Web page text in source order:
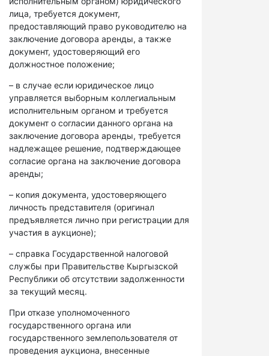
лица, требуется документ,
предоставляющий право руководителю на
заключение договора аренды, а также
документ, удостоверяющий его
должностное положение;
– в случае если юридическое лицо
управляется выборным коллегиальным
исполнительным органом и требуется
документ о согласии данного органа на
заключение договора аренды, требуется
надлежащее решение, подтверждающее
согласие органа на заключение договора
аренды;
– копия документа, удостоверяющего
личность представителя (оригинал
предъявляется лично при регистрации для
участия в аукционе);
– справка Государственной налоговой
службы при Правительстве Кыргызской
Республики об отсутствии задолженности
за текущий месяц.
При отказе уполномоченного
государственного органа или
государственного землепользователя от
проведения аукциона, внесенные